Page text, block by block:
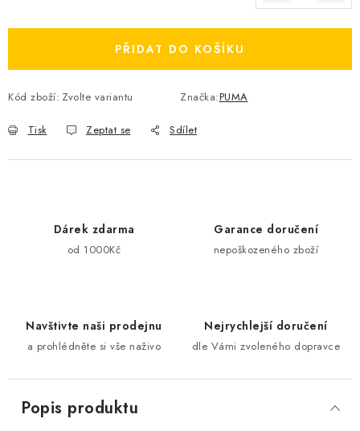
PŘIDAT DO KOŠÍKU
Kód zboží: Zvolte variantu Značka:PUMA
Tisk Zeptat se Sdílet
Dárek zdarma
od 1000Kč
Garance doručení
nepoškozeného zboží
Navštivte naši prodejnu
a prohlédněte si vše naživo
Nejrychlejší doručení
dle Vámi zvoleného dopravce
Popis produktu